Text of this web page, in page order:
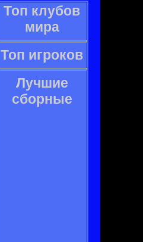
Топ клубов
мира
Топ игроков
Лучшие
сборные